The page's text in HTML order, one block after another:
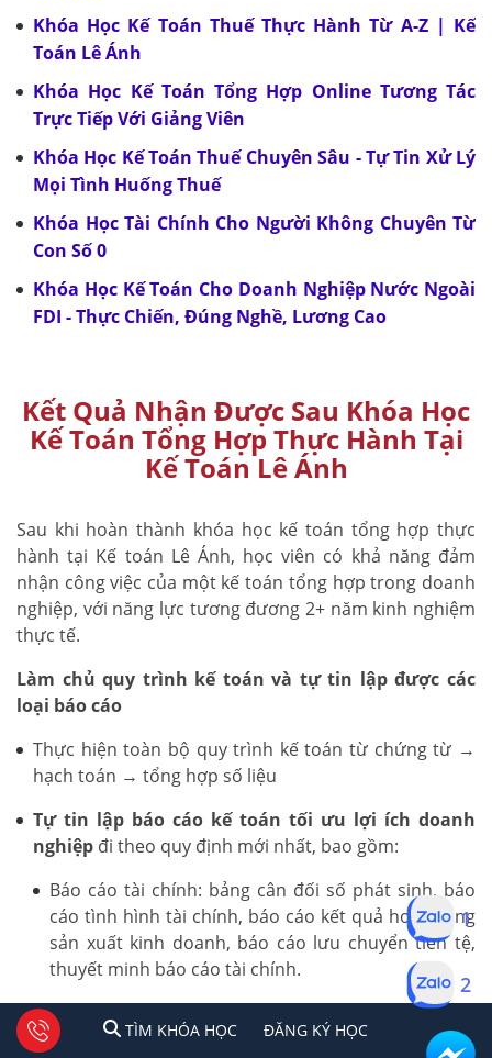
Khóa Học Kế Toán Thuế Thực Hành Từ A-Z | Kế
Toán Lê Ánh
Khóa Học Kế Toán Tổng Hợp Online Tương Tác
Trực Tiếp Với Giảng Viên
Khóa Học Kế Toán Thuế Chuyên Sâu - Tự Tin Xử Lý
Mọi Tình Huống Thuế
Khóa Học Tài Chính Cho Người Không Chuyên Từ
Con Số 0
Khóa Học Kế Toán Cho Doanh Nghiệp Nước Ngoài
FDI - Thực Chiến, Đúng Nghề, Lương Cao
Kết Quả Nhận Được Sau Khóa Học
Kế Toán Tổng Hợp Thực Hành Tại
Kế Toán Lê Ánh
Sau khi hoàn thành khóa học kế toán tổng hợp thực
hành tại Kế toán Lê Ánh, học viên có khả năng đảm
nhận công việc của một kế toán tổng hợp trong doanh
nghiệp, với năng lực tương đương 2+ năm kinh nghiệm
thực tế.
Làm chủ quy trình kế toán và tự tin lập được các
loại báo cáo
Thực hiện toàn bộ quy trình kế toán từ chứng từ →
hạch toán → tổng hợp số liệu
Tự tin lập báo cáo kế toán tối ưu lợi ích doanh
nghiệp đi theo quy định mới nhất, bao gồm:
Báo cáo tài chính: bảng cân đối số phát sinh, báo
cáo tình hình tài chính, báo cáo kết quả hoạt động
sản xuất kinh doanh, báo cáo lưu chuyển tiền tệ,
thuyết minh báo cáo tài chính.
Báo cáo thuế: Tờ khai thuế GTGT, TNCN, TNDN
theo quy định hiện hành
TÌM KHÓA HỌC ĐĂNG KÍ HỌC
1 2 Tư vấn facebook
TÌM KHÓA HỌC ĐĂNG KÝ HỌC
1
2